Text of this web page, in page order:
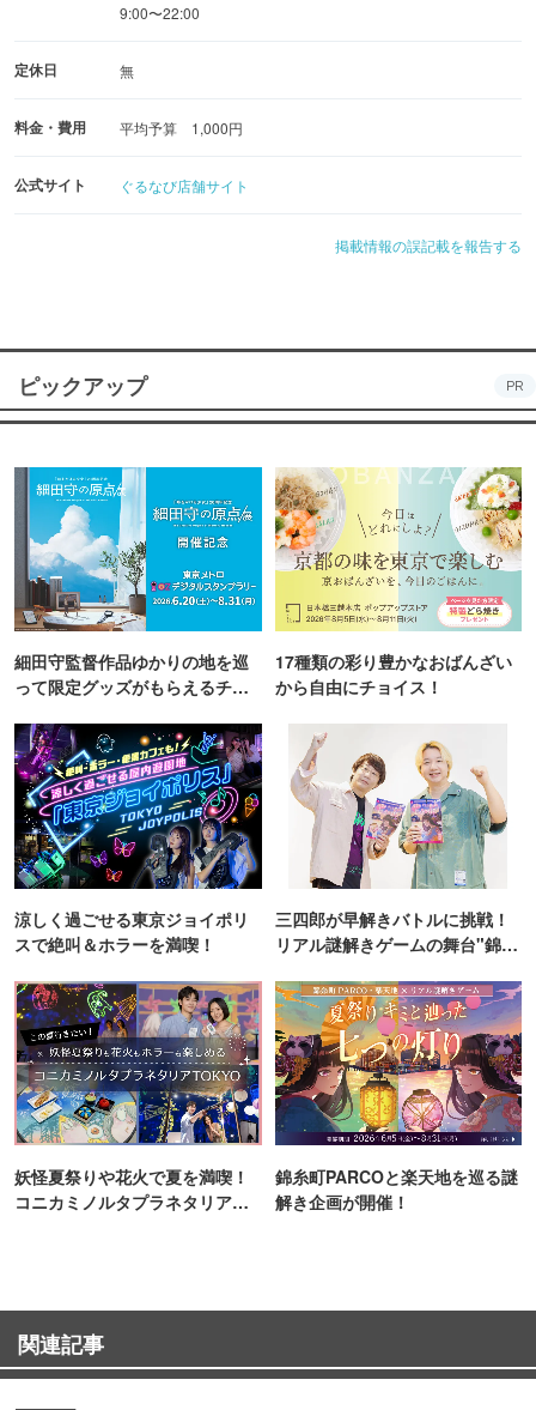
9:00〜22:00
定休日 無
料金・費用 平均予算 1,000円
公式サイト ぐるなび店舗サイト
掲載情報の誤記載を報告する
ピックアップ PR
細田守監督作品ゆかりの地を巡
って限定グッズがもらえるチャ
17種類の彩り豊かなおばんざい
から自由にチョイス！
涼しく過ごせる東京ジョイポリ
スで絶叫＆ホラーを満喫！
三四郎が早解きバトルに挑戦！
リアル謎解きゲームの舞台"錦糸
妖怪夏祭りや花火で夏を満喫！
コニカミノルタプラネタリア
錦糸町PARCOと楽天地を巡る謎
解き企画が開催！
関連記事